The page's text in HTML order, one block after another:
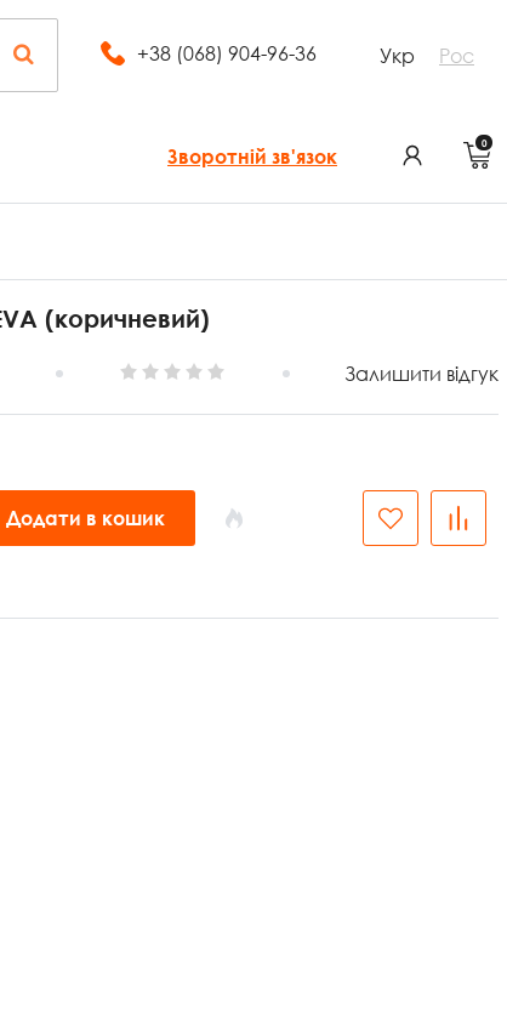
+38 (068) 904-96-36 Укр Рос
Зворотній зв'язок
0
(коричневий)
Залишити відгук
Додати в кошик